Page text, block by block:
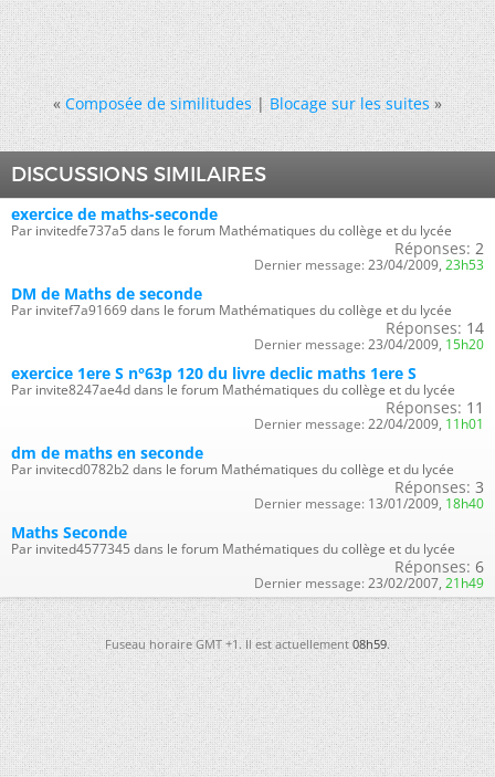
« Composée de similitudes|Blocage sur les suites »
DISCUSSIONS SIMILAIRES
exercice de maths-seconde
Par invitedfe737a5 dans le forum Mathématiques du collège et du lycée
Réponses: 2
Dernier message: 23/04/2009, 23h53
DM de Maths de seconde
Par invitef7a91669 dans le forum Mathématiques du collège et du lycée
Réponses: 14
Dernier message: 23/04/2009, 15h20
exercice 1ere S n°63p 120 du livre declic maths 1ere S
Par invite8247ae4d dans le forum Mathématiques du collège et du lycée
Réponses: 11
Dernier message: 22/04/2009, 11h01
dm de maths en seconde
Par invitecd0782b2 dans le forum Mathématiques du collège et du lycée
Réponses: 3
Dernier message: 13/01/2009, 18h40
Maths Seconde
Par invited4577345 dans le forum Mathématiques du collège et du lycée
Réponses: 6
Dernier message: 23/02/2007, 21h49
Fuseau horaire GMT +1. Il est actuellement08h59.